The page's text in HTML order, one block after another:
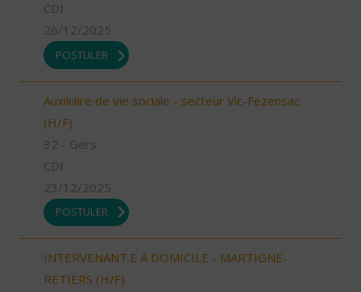
CDI
26/12/2025
POSTULER
Auxiliaire de vie sociale - secteur Vic-Fezensac
(H/F)
32 - Gers
CDI
23/12/2025
POSTULER
INTERVENANT.E A DOMICILE - MARTIGNE-
RETIERS (H/F)